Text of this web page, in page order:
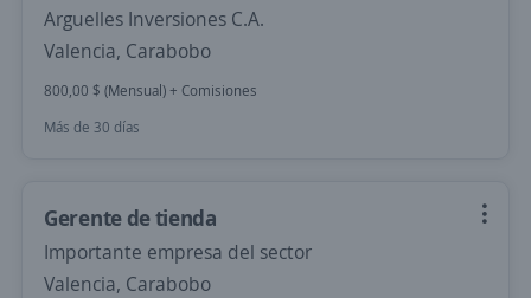
Arguelles Inversiones C.A.
Valencia, Carabobo
800,00 $ (Mensual) + Comisiones
Más de 30 días
Gerente de tienda
Importante empresa del sector
Valencia, Carabobo